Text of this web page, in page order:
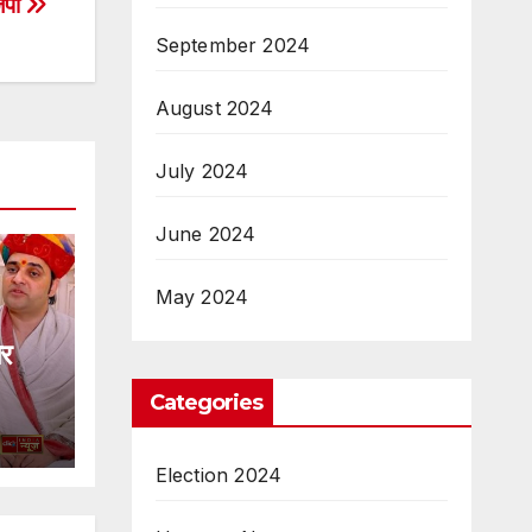
September 2024
August 2024
July 2024
June 2024
May 2024
Categories
Election 2024